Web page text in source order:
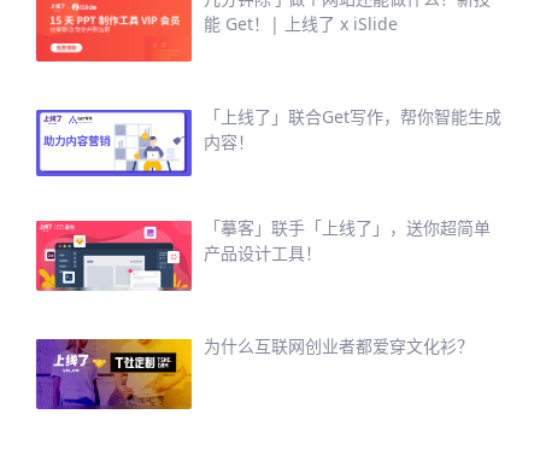
能 Get！| 上线了 x iSlide
「上线了」联合Get写作，帮你智能生成
内容！
「摹客」联手「上线了」，送你超简单
产品设计工具！
为什么互联网创业者都爱穿文化衫？